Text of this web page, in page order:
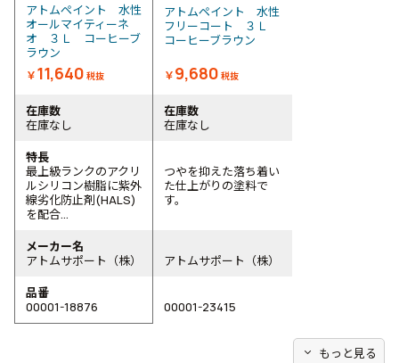
アトムペイント 水性
オールマイティーネ
オ ３Ｌ コーヒーブ
ラウン
￥11,640 税抜
アトムペイント 水性
フリーコート ３Ｌ
コーヒーブラウン
￥9,680 税抜
在庫数
在庫なし
在庫数
在庫なし
特長
最上級ランクのアクリ
ルシリコン樹脂に紫外
線劣化防止剤(HALS)
を配合...
つやを抑えた落ち着い
た仕上がりの塗料で
す。
メーカー名
アトムサポート（株）
アトムサポート（株）
品番
00001-18876
00001-23415
expand_more もっと見る